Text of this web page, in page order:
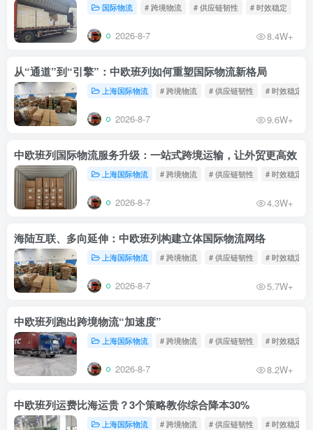
国际物流 # 跨境物流 # 供应链韧性 # 时效稳定
2026-8-7 8.4W+
从“通道”到“引擎”：中欧班列如何重塑国际物流新格局
上海国际物流 # 跨境物流 # 供应链韧性 # 时效稳定
2026-8-7 9.6W+
中欧班列国际物流服务升级：一站式跨境运输，让外贸更高效
上海国际物流 # 跨境物流 # 供应链韧性 # 时效稳定
2026-8-7 4.3W+
海陆互联、多向延伸：中欧班列构建立体国际物流网络
上海国际物流 # 跨境物流 # 供应链韧性 # 时效稳定
2026-8-7 5.7W+
中欧班列跑出跨境物流“加速度”
上海国际物流 # 跨境物流 # 供应链韧性 # 时效稳定
2026-8-7 8.2W+
中欧班列运费比海运贵？3个策略教你综合降本30%
上海国际物流 # 跨境物流 # 供应链韧性 # 时效稳定